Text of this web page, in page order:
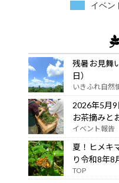
イベン
残暑お見舞
日）
いきふれ自然
2026年5月9
お茶摘みと
イベント報告
夏！ヒメキ
り令和8年8
TOP